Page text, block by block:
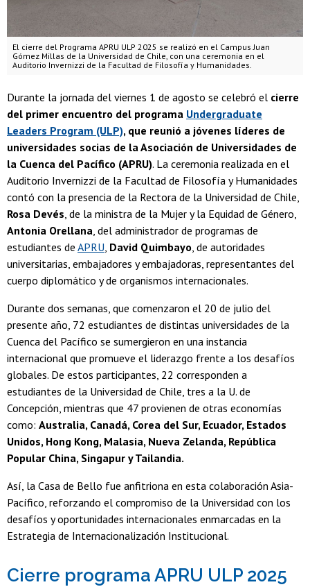
El cierre del Programa APRU ULP 2025 se realizó en el Campus Juan
Gómez Millas de la Universidad de Chile, con una ceremonia en el
Auditorio Invernizzi de la Facultad de Filosofía y Humanidades.
Durante la jornada del viernes 1 de agosto se celebró el cierre
del primer encuentro del programa Undergraduate
Leaders Program (ULP), que reunió a jóvenes líderes de
universidades socias de la Asociación de Universidades de
la Cuenca del Pacífico (APRU). La ceremonia realizada en el
Auditorio Invernizzi de la Facultad de Filosofía y Humanidades
contó con la presencia de la Rectora de la Universidad de Chile,
Rosa Devés, de la ministra de la Mujer y la Equidad de Género,
Antonia Orellana, del administrador de programas de
estudiantes de APRU, David Quimbayo, de autoridades
universitarias, embajadores y embajadoras, representantes del
cuerpo diplomático y de organismos internacionales.
Durante dos semanas, que comenzaron el 20 de julio del
presente año, 72 estudiantes de distintas universidades de la
Cuenca del Pacífico se sumergieron en una instancia
internacional que promueve el liderazgo frente a los desafíos
globales. De estos participantes, 22 corresponden a
estudiantes de la Universidad de Chile, tres a la U. de
Concepción, mientras que 47 provienen de otras economías
como: Australia, Canadá, Corea del Sur, Ecuador, Estados
Unidos, Hong Kong, Malasia, Nueva Zelanda, República
Popular China, Singapur y Tailandia.
Así, la Casa de Bello fue anfitriona en esta colaboración Asia-
Pacífico, reforzando el compromiso de la Universidad con los
desafíos y oportunidades internacionales enmarcadas en la
Estrategia de Internacionalización Institucional.
Cierre programa APRU ULP 2025